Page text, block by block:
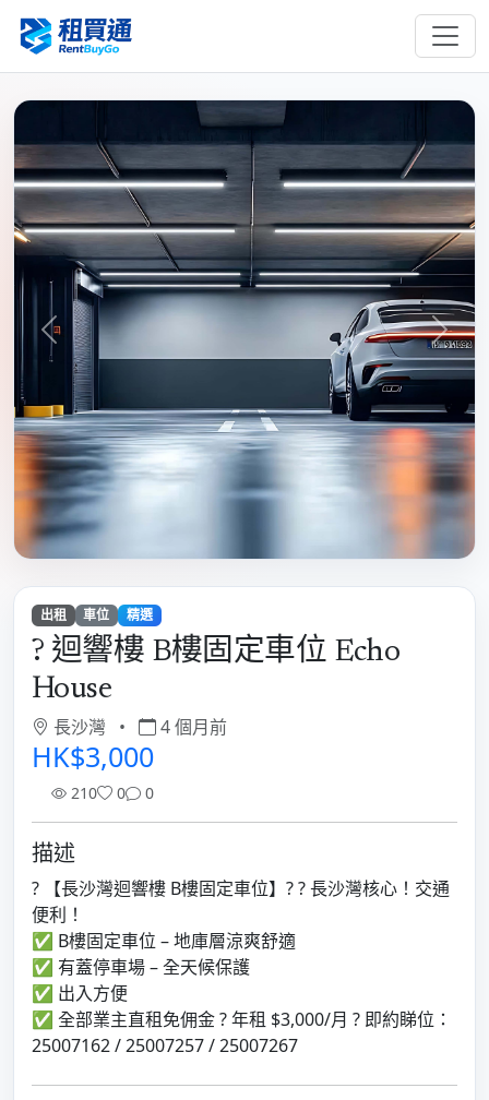
出租 車位 精選
? 迴響樓 B樓固定車位 Echo
House
長沙灣 • 4 個月前
HK$3,000
210 0 0
描述
? 【長沙灣迴響樓 B樓固定車位】? ? 長沙灣核心！交通
便利！
✅ B樓固定車位 – 地庫層涼爽舒適
✅ 有蓋停車場 – 全天候保護
✅ 出入方便
✅ 全部業主直租免佣金 ? 年租 $3,000/月 ? 即約睇位：
25007162 / 25007257 / 25007267